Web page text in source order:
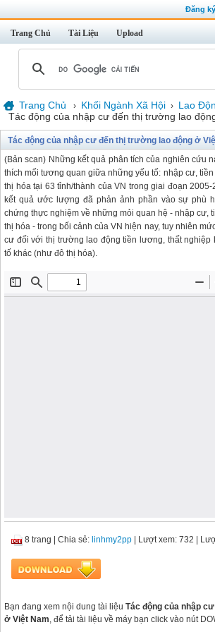
Đăng ký
Trang Chủ Tài Liệu Upload
Trang Chủ › Khối Ngành Xã Hội › Lao
Tác động của nhập cư đến thị trường lao
Tác động của nhập cư đến thị trường lao động ở
(Bản scan) Những kết quả phân tích của nghiên cứu
thích mối tương quan giữa những yếu tố: nhập cư,
thị hóa tại 63 tỉnh/thành của VN trong giai đoạn
kết quả ước lượng đã phản ảnh phần vào sự phù
chứng thực nghiệm về những mỏi quan hệ - nhập cư,
thị hóa - trong bối cảnh của VN hiện nay, tuy nhiên
cư đối với thị trường lao động tiền lương, thất nghiệp
tố khác (như đô thị hóa).
8 trang Chia sẻ: linhmy2pp | Lượt xem: 732 |
Bạn đang xem nội dung tài liệu Tác động của nhập
ở Việt Nam, để tải tài liệu về máy bạn click vào nút